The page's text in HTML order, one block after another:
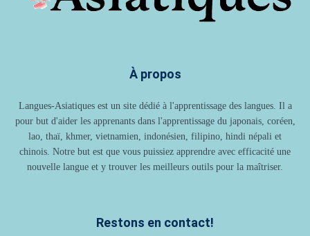
À propos
Langues-Asiatiques est un site dédié à l'apprentissage des langues. Il a
pour but d'aider les apprenants dans l'apprentissage du japonais, coréen,
lao, thaï, khmer, vietnamien, indonésien, filipino, hindi népali et
chinois. Notre but est que vous puissiez apprendre avec efficacité une
nouvelle langue et y trouver les meilleurs outils pour la maîtriser.
Restons en contact!